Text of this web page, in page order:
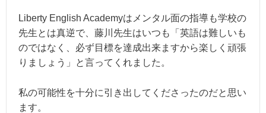
Liberty English Academyはメンタル面の指導も学校の
先生とは真逆で、藤川先生はいつも「英語は難しいも
のではなく、必ず目標を達成出来ますから楽しく頑張
りましょう」と言ってくれました。
私の可能性を十分に引き出してくださったのだと思い
ます。